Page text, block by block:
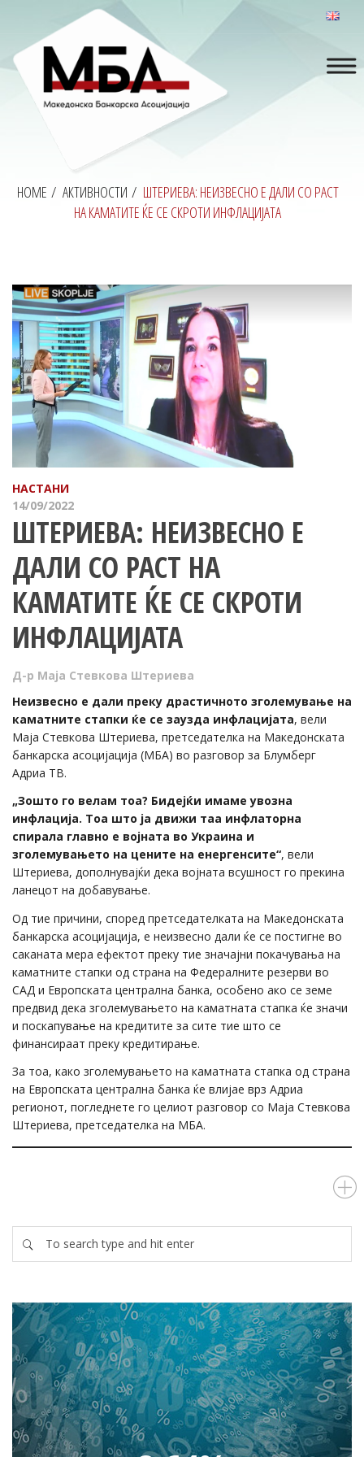
HOME / АКТИВНОСТИ / ШТЕРИЕВА: НЕИЗВЕСНО Е ДАЛИ СО РАСТ
НА КАМАТИТЕ ЌЕ СЕ СКРОТИ ИНФЛАЦИЈАТА
НАСТАНИ
14/09/2022
ШТЕРИЕВА: НЕИЗВЕСНО Е
ДАЛИ СО РАСТ НА
КАМАТИТЕ ЌЕ СЕ СКРОТИ
ИНФЛАЦИЈАТА
Д-р Маја Стевкова Штериева
Неизвесно е дали преку драстичното зголемување на
каматните стапки ќе се заузда инфлацијата, вели
Маја Стевкова Штериева, претседателка на Македонската
банкарска асоцијација (МБА) во разговор за Блумберг
Адриа ТВ.
„Зошто го велам тоа? Бидејќи имаме увозна
инфлација. Тоа што ја движи таа инфлаторна
спирала главно е војната во Украина и
зголемувањето на цените на енергенсите“, вели
Штериева, дополнувајќи дека војната всушност го прекина
ланецот на добавување.
Од тие причини, според претседателката на Македонската
банкарска асоцијација, е неизвесно дали ќе се постигне во
саканата мера ефектот преку тие значајни покачувања на
каматните стапки од страна на Федералните резерви во
САД и Европската централна банка, особено ако се земе
предвид дека зголемувањето на каматната стапка ќе значи
и поскапување на кредитите за сите тие што се
финансираат преку кредитирање.
За тоа, како зголемувањето на каматната стапка од страна
на Европската централна банка ќе влијае врз Адриа
регионот, погледнете го целиот разговор со Маја Стевкова
Штериева, претседателка на МБА.